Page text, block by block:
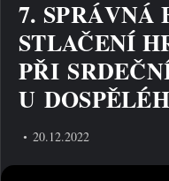
7. SPRÁVNÁ
STLAČENÍ
PŘI
U
20.12.2022